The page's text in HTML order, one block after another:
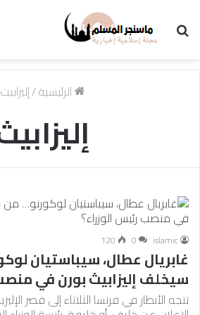
الرئيسية/إليزابيث
islamic
0
120
غابريال عطال، سيباستيان
سيخلف إليزابيث بورن في
تتجه الأنظار في فرنسا الثلاثاء إلى قصر